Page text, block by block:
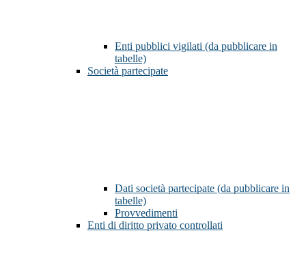
Enti pubblici vigilati (da pubblicare in
tabelle)
Società partecipate
Dati società partecipate (da pubblicare in
tabelle)
Provvedimenti
Enti di diritto privato controllati